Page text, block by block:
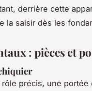
derrière cette
la saisir dès les
: pièces et
rôle précis, une